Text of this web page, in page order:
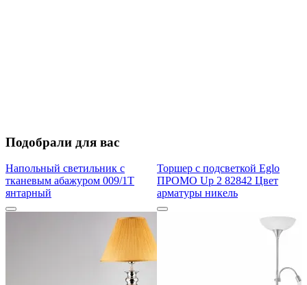
Подобрали для вас
Напольный светильник с
тканевым абажуром 009/1T
янтарный
Торшер с подсветкой Eglo
ПРОМО Up 2 82842 Цвет
арматуры никель